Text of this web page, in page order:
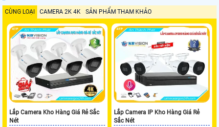
CÙNG LOẠI CAMERA 2K 4K SẢN PHẨM THAM KHẢO
Lắp Camera Kho Hàng Giá Rẻ Sắc
Nét
Lắp Camera IP Kho Hàng Giá Rẻ
Sắc Nét